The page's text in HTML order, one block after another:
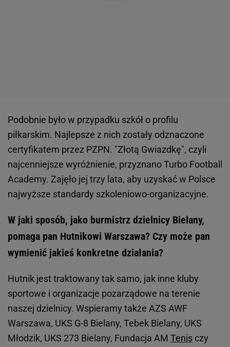
Podobnie było w przypadku szkół o profilu
piłkarskim. Najlepsze z nich zostały odznaczone
certyfikatem przez PZPN. "Złotą Gwiazdkę", czyli
najcenniejsze wyróżnienie, przyznano Turbo Football
Academy. Zajęło jej trzy lata, aby uzyskać w Polsce
najwyższe standardy szkoleniowo-organizacyjne.
W jaki sposób, jako burmistrz dzielnicy Bielany,
pomaga pan Hutnikowi Warszawa? Czy może pan
wymienić jakieś konkretne działania?
Hutnik jest traktowany tak samo, jak inne kluby
sportowe i organizacje pozarządowe na terenie
naszej dzielnicy. Wspieramy także AZS AWF
Warszawa, UKS G-8 Bielany, Tebek Bielany, UKS
Młodzik, UKS 273 Bielany, Fundacja AM Tenis czy